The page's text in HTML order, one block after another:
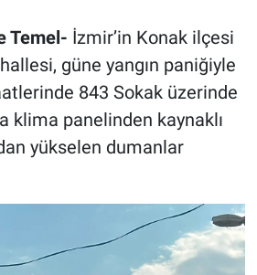
Temel- İzmir’in Konak ilçesi
güne yangın paniğiyle
843 Sokak üzerinde
klima panelinden kaynaklı
yükselen dumanlar